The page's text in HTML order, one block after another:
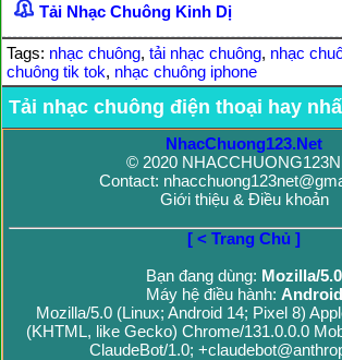
Tải Nhạc Chuông Kinh Dị
Tags: nhạc chuông, tải nhạc chuông, nhạc
chuông tik tok, nhạc chuông iphone
Tải nhạc chuông điện thoại hay
NhacChuong123.Net
© 2020
Contact:
Giới thiệu & Điều khoản
[ < Trang Chủ ]
Bạn đang dùng: Mozilla/5.0
Máy hệ điều hành: Android
Mozilla/5.0 (Linux; Android 14; Pixel 8)
(KHTML, like Gecko) Chrome/131.0.0.0
ClaudeBot/1.0;